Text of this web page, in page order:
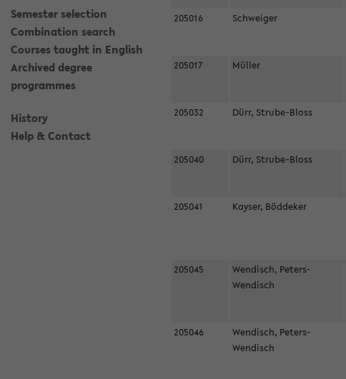
Semester selection
Combination search
Courses taught in English
Archived degree
programmes
History
Help & Contact
205016 Schweiger
205017 Müller
205032 Dürr, Strube-Bloss
205040 Dürr, Strube-Bloss
205041 Kayser, Böddeker
205045
Wendisch, Peters-
Wendisch
205046
Wendisch, Peters-
Wendisch